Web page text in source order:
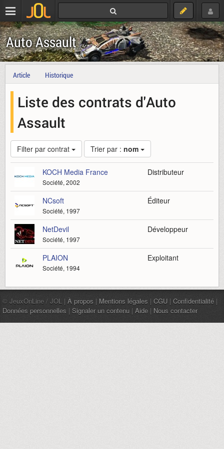
Auto Assault
Article Historique
Liste des contrats d'Auto
Assault
Filter par contrat Trier par : nom
KOCH Media France
Société, 2002
Distributeur
NCsoft
Société, 1997
Éditeur
NetDevil
Société, 1997
Développeur
PLAION
Société, 1994
Exploitant
© JeuxOnLine / JOL | À propos | Mentions légales | CGU | Confidentialité |
Données personnelles | Signaler un contenu | Aide | Nous contacter